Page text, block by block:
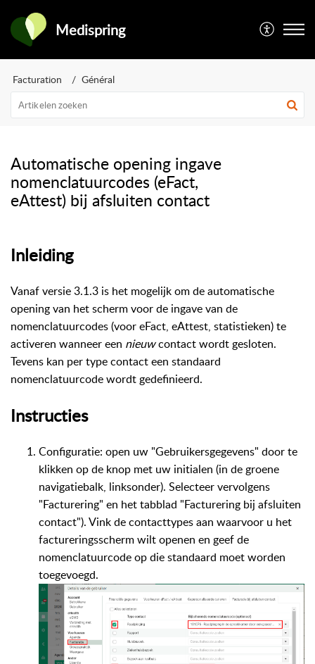
Medispring
Facturation Général
Automatische opening ingave
nomenclatuurcodes (eFact,
eAttest) bij afsluiten contact
Inleiding
Vanaf versie 3.1.3 is het mogelijk om de automatische
opening van het scherm voor de ingave van de
nomenclatuurcodes (voor eFact, eAttest, statistieken) te
activeren wanneer een nieuwcontact wordt gesloten.
Tevens kan per type contact een standaard
nomenclatuurcode wordt gedefinieerd.
Instructies
Configuratie: open uw "Gebruikersgegevens" door te
klikken op de knop met uw initialen (in de groene
navigatiebalk, linksonder). Selecteer vervolgens
"Facturering" en het tabblad "Facturering bij afsluiten
contact"). Vink de contacttypes aan waarvoor u het
factureringsscherm wilt openen en geef de
nomenclatuurcode op die standaard moet worden
toegevoegd.